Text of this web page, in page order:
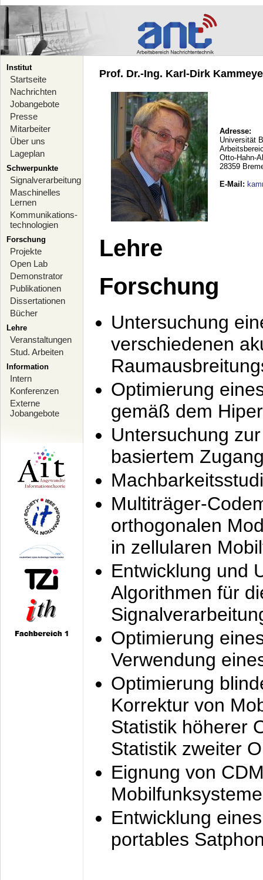
Institut
Startseite
Nachrichten
Jobangebote
Presse
Mitarbeiter
Über uns
Lageplan
Schwerpunkte
Signalverarbeitung
Maschinelles
Lernen
Kommunikations-
technologien
Forschung
Projekte
Open Lab
Demonstrator
Publikationen
Dissertationen
Bücher
Lehre
Veranstaltungen
Stud. Arbeiten
Information
Intern
Konferenzen
Externe
Jobangebote
Prof. Dr.-Ing. Karl-Dirk
Adresse:
Universität
Otto-Hahn-
28359
E-Mail :
Lehre
Forschung
Untersuchung
verschiedenen
Optimierung
gemäß dem
Untersuchung
basiertem
Multiträger-
orthogonalen
in zellularen
Entwicklung und
Algorithmen für
Optimierung
Verwendung
Optimierung
Korrektur von
Statistik höherer
Statistik zweiter
Eignung von
Mobilfunksysteme
Entwicklung
portables